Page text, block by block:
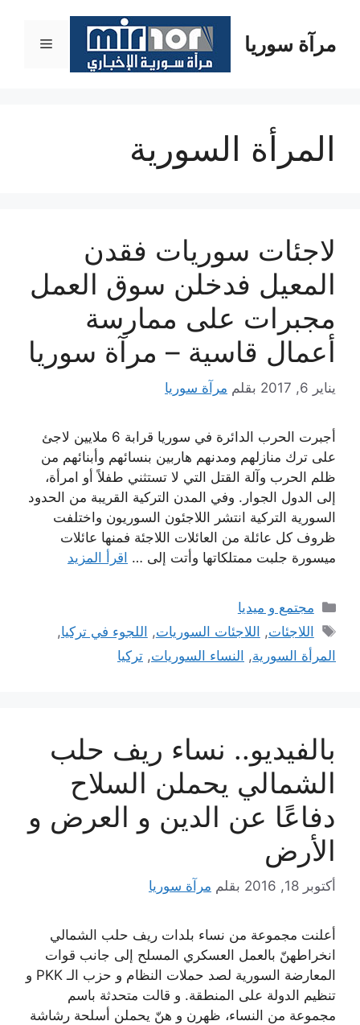
المحتوىمرآة سوريا القائمة
المرأة السورية
لاجئات سوريات فقدن
المعيل فدخلن سوق العمل
مجبرات على ممارسة
أعمال قاسية – مرآة سوريا
يناير 6, 2017 بقلم مرآة سوريا
أجبرت الحرب الدائرة في سوريا قرابة 6 ملايين لاجئ
على ترك منازلهم ومدنهم هاربين بنسائهم وأبنائهم من
ظلم الحرب وآلة القتل التي لا تستثني طفلاً أو امرأة،
إلى الدول الجوار. وفي المدن التركية القريبة من الحدود
السورية التركية انتشر اللاجئون السوريون واختلفت
ظروف كل عائلة من العائلات اللاجئة فمنها عائلات
ميسورة جلبت ممتلكاتها وأتت إلى … اقرأ المزيد
التصنيفات
مجتمع و ميديا
الوسوم
اللاجئات, اللاجئات السوريات, اللجوء في تركيا,
المرأة السورية, النساء السوريات, تركيا
بالفيديو.. نساء ريف حلب
الشمالي يحملن السلاح
دفاعًا عن الدين و العرض و
الأرض
أكتوبر 18, 2016 بقلم مرآة سوريا
أعلنت مجموعة من نساء بلدات ريف حلب الشمالي
انخراطهنّ بالعمل العسكري المسلح إلى جانب قوات
المعارضة السورية لصد حملات النظام و حزب الـ PKK و
تنظيم الدولة على المنطقة. و قالت متحدثة باسم
مجموعة من النساء، ظهرن و هنّ يحملن أسلحة رشاشة